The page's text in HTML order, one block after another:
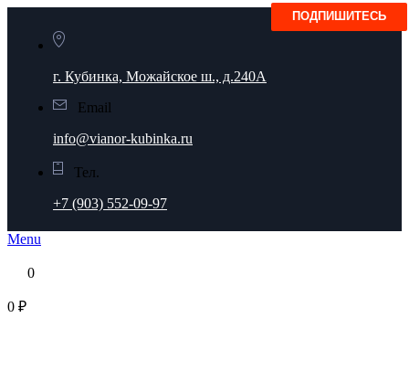
г. Кубинка, Можайское ш., д.240А
Email
info@vianor-kubinka.ru
Тел.
+7 (903) 552-09-97
Menu
0
0 ₽